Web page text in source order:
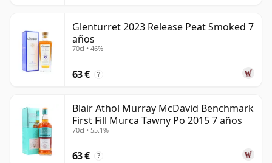
Glenturret 2023 Release Peat Smoked 7
años
70cl • 46%
63 € ?
Blair Athol Murray McDavid Benchmark
First Fill Murca Tawny Po 2015 7 años
70cl • 55.1%
63 € ?